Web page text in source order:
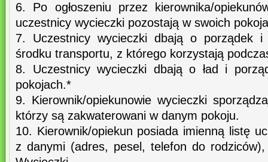
6. Po ogłoszeniu przez kierownika/
uczestnicy wycieczki pozostają w swoich
7. Uczestnicy wycieczki dbają o porządek i
środku transportu, z którego korzystają
8. Uczestnicy wycieczki dbają o ład i
pokojach.*
9. Kierownik/opiekunowie wycieczki
którzy są zakwaterowani w danym pokoju.
10. Kierownik/opiekun posiada imienną listę
z danymi (adres, pesel, telefon do